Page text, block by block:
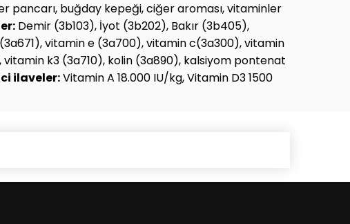
pancarı, buğday kepeği, ciğer aroması, vitaminler
Demir (3b103), İyot (3b202), Bakır (3b405),
vitamin e (3a700), vitamin c(3a300), vitamin
vitamin k3 (3a710), kolin (3a890), kalsiyom pontenat
ilaveler:Vitamin A 18.000 IU/kg, Vitamin D3 1500